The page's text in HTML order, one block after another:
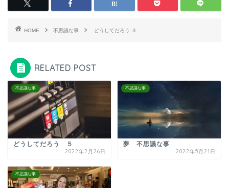
HOME 不思議な事 どうしてだろう ３
RELATED POST
不思議な事
どうしてだろう ５
2022年2月26日
不思議な事
夢 不思議な事
2022年5月21日
不思議な事